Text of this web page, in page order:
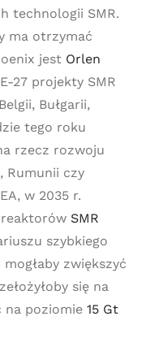
technologii SMR.
ma otrzymać
jest Orlen
27 projekty SMR
Bułgarii,
tego roku
rzecz rozwoju
Rumunii czy
w 2035 r.
SMR
szybkiego
zwiększyć
się na
na poziomie 15 Gt